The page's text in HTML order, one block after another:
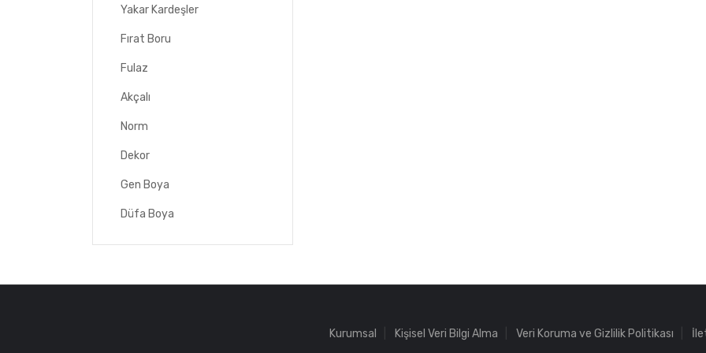
Yakar Kardeşler
Fırat Boru
Fulaz
Akçalı
Norm
Dekor
Gen Boya
Düfa Boya
Kurumsal Kişisel Veri Bilgi Alma Veri Koruma ve Gizlilik Politikası